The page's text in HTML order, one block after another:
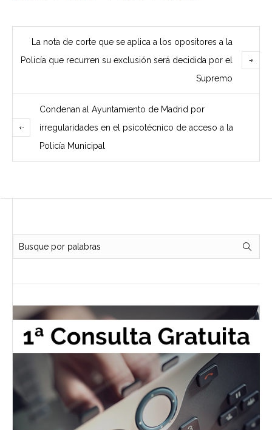
La nota de corte que se aplica a los opositores a la
Policía que recurren su exclusión será decidida por el
Supremo
Condenan al Ayuntamiento de Madrid por
irregularidades en el psicotécnico de acceso a la
Policía Municipal